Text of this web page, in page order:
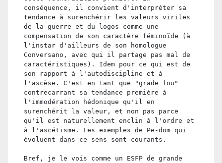
conséquence, il convient d'interpréter sa
tendance à surenchérir les valeurs viriles
de la guerre et du logos comme une
compensation de son caractère féminoïde (à
l'instar d'ailleurs de son homologue
Conversano, avec qui il partage pas mal de
caractéristiques). Idem pour ce qui est de
son rapport à l'autodiscipline et à
l'ascèse. C'est en tant que "grade fou"
contrecarrant sa tendance première à
l'immodération hédonique qu'il en
surenchérit la valeur, et non pas parce
qu'il est naturellement enclin à l'ordre et
à l'ascétisme. Les exemples de Pe-dom qui
évoluent dans ce sens sont courants.
Bref, je le vois comme un ESFP de grande